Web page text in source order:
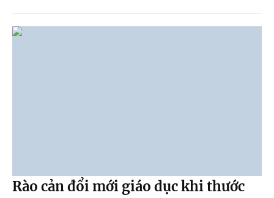
Rào cản đổi mới giáo dục khi thước